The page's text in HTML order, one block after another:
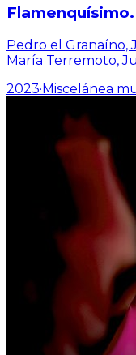
Pedro el Granaíno,
María Terremoto,
2023·Miscelánea